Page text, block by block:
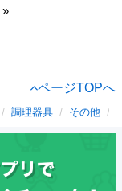
ページTOPへ
調理器具 その他